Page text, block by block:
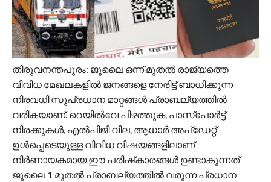
തിരുവനന്തപുരം: ജൂലൈ ഒന്ന് മുതൽ രാജ്യത്തെ
വിവിധ മേഖലകളിൽ ജനങ്ങളെ നേരിട്ട് ബാധിക്കുന്ന
നിരവധി സുപ്രധാന മാറ്റങ്ങൾ പ്രാബല്യത്തിൽ
വരികയാണ്. റെയിൽവേ പിഴത്തുക, പാസ്‌പോർട്ട്
നിരക്കുകൾ, എൽപിജി വില, ആധാർ അപ്‌ഡേറ്റ്
ഉൾപ്പെടെയുള്ള വിവിധ വിഷയങ്ങളിലാണ്
നിർണായകമായ ഈ പരിഷ്‌കാരങ്ങൾ ഉണ്ടാകുന്നത്
ജൂലൈ 1 മുതൽ പ്രാബല്യത്തിൽ വരുന്ന പ്രധാന